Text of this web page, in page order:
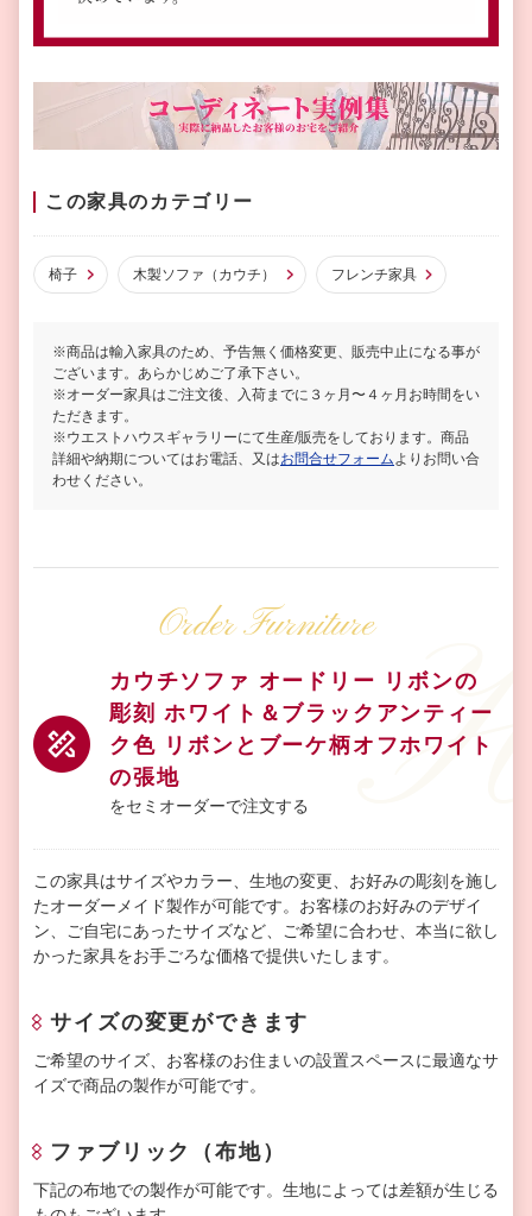
この家具のカテゴリー
椅子 木製ソファ（カウチ） フレンチ家具
※商品は輸入家具のため、予告無く価格変更、販売中止になる事が
ございます。あらかじめご了承下さい。
※オーダー家具はご注文後、入荷までに３ヶ月〜４ヶ月お時間をい
ただきます。
※ウエストハウスギャラリーにて生産/販売をしております。商品
詳細や納期についてはお電話、又はお問合せフォーム よりお問い合
わせください。
Order Furniture
カウチソファ オードリー リボンの
彫刻 ホワイト＆ブラックアンティー
ク色 リボンとブーケ柄オフホワイト
の張地
をセミオーダーで注文する
この家具はサイズやカラー、生地の変更、お好みの彫刻を施し
たオーダーメイド製作が可能です。お客様のお好みのデザイ
ン、ご自宅にあったサイズなど、ご希望に合わせ、本当に欲し
かった家具をお手ごろな価格で提供いたします。
サイズの変更ができます
ご希望のサイズ、お客様のお住まいの設置スペースに最適なサ
イズで商品の製作が可能です。
ファブリック（布地）
下記の布地での製作が可能です。生地によっては差額が生じる